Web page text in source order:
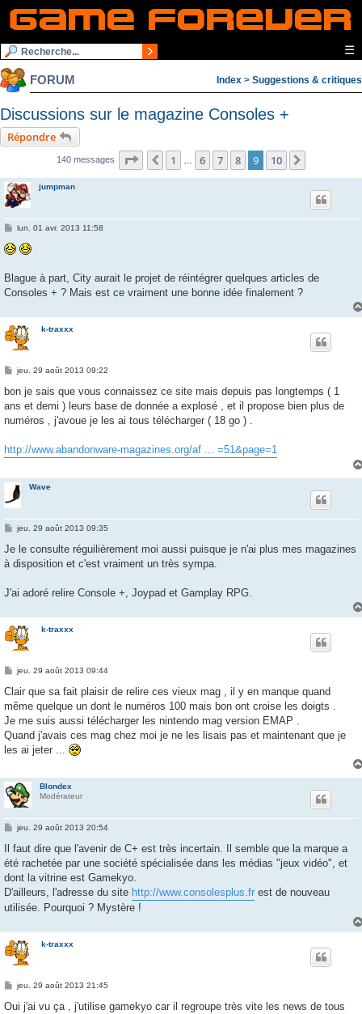
☰
FORUM Index > Suggestions & critiques
Discussions sur le magazine Consoles +
Répondre
140 messages Page sur 10
Précédente
1 … 6 7 8 9 10
jumpman
M
s
s
g
lun. 01 avr. 2013 11:58
Blague à part, City aurait le projet de réintégrer quelques articles de
Consoles + ? Mais est ce vraiment une bonne idée finalement ?
k-traxxx
M
s
a
g
jeu. 29 août 2013 09:22
bon je sais que vous connaissez ce site mais depuis pas longtemps ( 1
ans et demi ) leurs base de donnée a explosé , et il propose bien plus de
numéros , j'avoue je les ai tous télécharger ( 18 go ) .
http://www.abandonware-magazines.org/af ... =51&page=1
Wave
M
s
a
jeu. 29 août 2013 09:35
Je le consulte réguilièrement moi aussi puisque je n'ai plus mes magazines
à disposition et c'est vraiment un très sympa.
J'ai adoré relire Console +, Joypad et Gamplay RPG.
k-traxxx
M
s
a
g
jeu. 29 août 2013 09:44
Clair que sa fait plaisir de relire ces vieux mag , il y en manque quand
même quelque un dont le numéros 100 mais bon ont croise les doigts .
Je me suis aussi télécharger les nintendo mag version EMAP .
Quand j'avais ces mag chez moi je ne les lisais pas et maintenant que je
les ai jeter ...
Blondex
Modérateur
M
s
a
g
jeu. 29 août 2013 20:54
Il faut dire que l'avenir de C+ est très incertain. Il semble que la marque a
été rachetée par une société spécialisée dans les médias "jeux vidéo", et
dont la vitrine est Gamekyo.
D'ailleurs, l'adresse du site http://www.consolesplus.fr est de nouveau
utilisée. Pourquoi ? Mystère !
k-traxxx
M
s
jeu. 29 août 2013 21:45
Oui j'ai vu ça , j'utilise gamekyo car il regroupe très vite les news de tous